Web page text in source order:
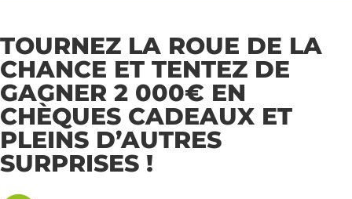
TOURNEZ LA ROUE DE LA
CHANCE ET TENTEZ DE
GAGNER 2 000€ EN
CHÈQUES CADEAUX ET
PLEINS D’AUTRES
SURPRISES !